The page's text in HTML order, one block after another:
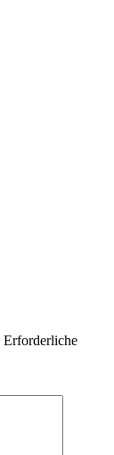
Erforderliche